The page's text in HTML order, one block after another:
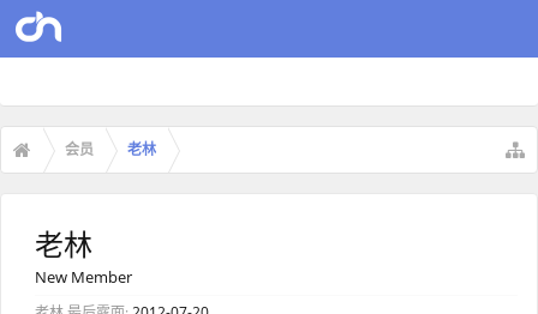
会员 老林
老林
New Member